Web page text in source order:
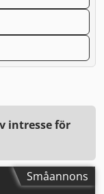
intresse för
Småannons